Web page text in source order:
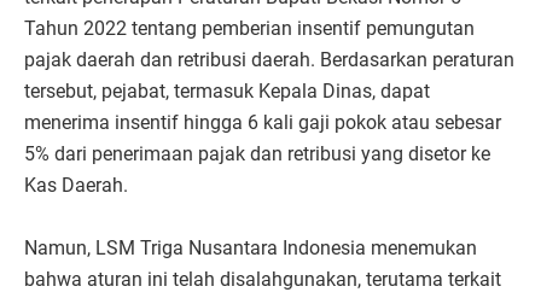
Tahun 2022 tentang pemberian insentif pemungutan
pajak daerah dan retribusi daerah. Berdasarkan peraturan
tersebut, pejabat, termasuk Kepala Dinas, dapat
menerima insentif hingga 6 kali gaji pokok atau sebesar
5% dari penerimaan pajak dan retribusi yang disetor ke
Kas Daerah.
Namun, LSM Triga Nusantara Indonesia menemukan
bahwa aturan ini telah disalahgunakan, terutama terkait